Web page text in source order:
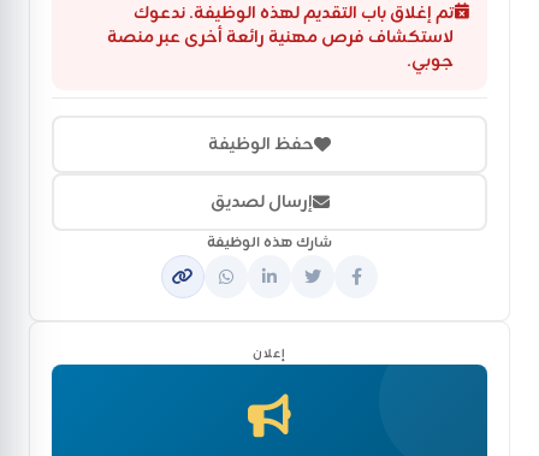
تم إغلاق باب التقديم لهذه الوظيفة. ندعوك
لاستكشاف فرص مهنية رائعة أخرى عبر منصة
جوبي.
حفظ الوظيفة
إرسال لصديق
شارك هذه الوظيفة
إعلان